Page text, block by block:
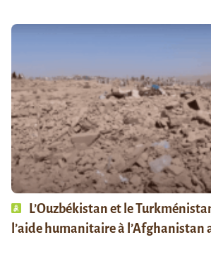
L’Ouzbékistan et le
l’aide humanitaire à l’Afghanistan